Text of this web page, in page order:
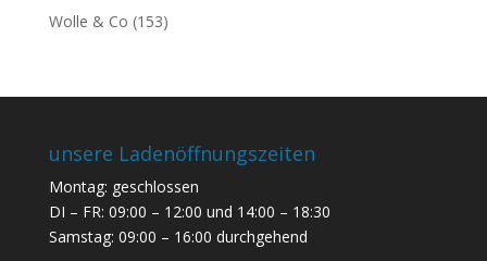
Wolle & Co (153)
unsere Ladenöffnungszeiten
Montag: geschlossen
DI – FR: 09:00 – 12:00 und 14:00 – 18:30
Samstag: 09:00 – 16:00 durchgehend